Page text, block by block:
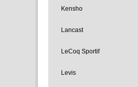
Kensho
Lancast
LeCoq Sportif
Levis